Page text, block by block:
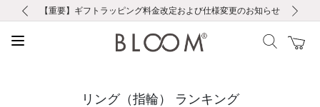
お修理・アフターサービスのご案内
【重要】令和８年熊本地震に伴う集配への影響について
【重要】ギフトラッピング料金改定および仕様変更のお知らせ
【重要】夏季休業の営業についてのご案内
税込5,500円以上で送料無料｜最短24時間以内に発送
新規会員登録で1000ポイントプレゼント！
新規LINE友だち登録で500円クーポンプレゼント
会員限定！レビュー投稿で100ポイントプレゼント
お修理・アフターサービスのご案内
【重要】令和８年熊本地震に伴う集配への影響について
リング（指輪） ランキング